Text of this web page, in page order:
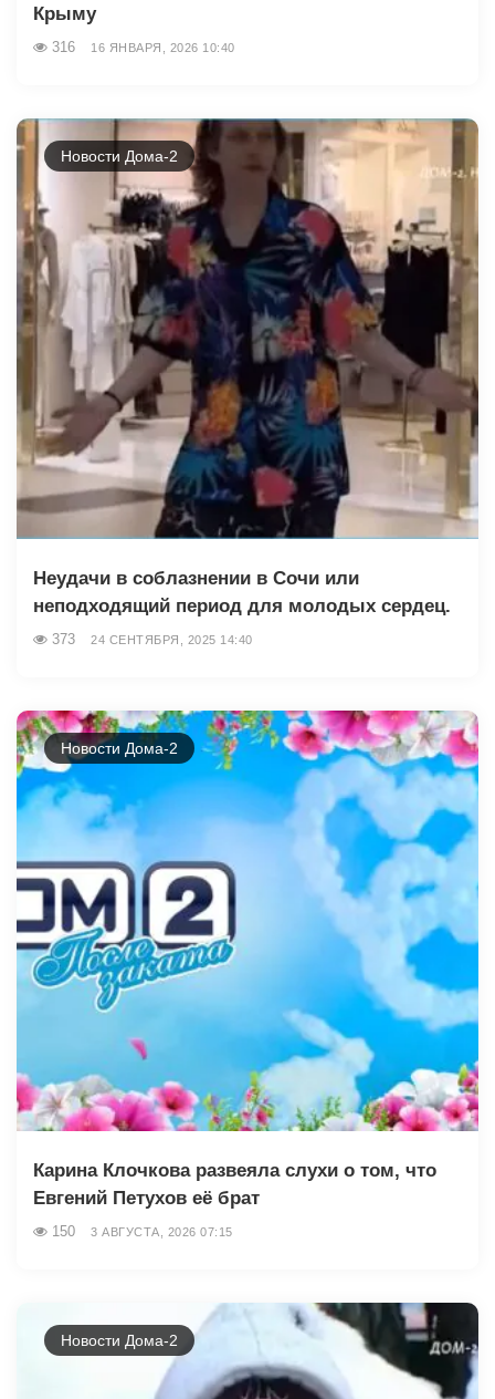
Крыму
316 16 ЯНВАРЯ, 2026 10:40
Новости Дома-2
Неудачи в соблазнении в Сочи или
неподходящий период для молодых сердец.
373 24 СЕНТЯБРЯ, 2025 14:40
Новости Дома-2
Карина Клочкова развеяла слухи о том, что
Евгений Петухов её брат
150 3 АВГУСТА, 2026 07:15
Новости Дома-2